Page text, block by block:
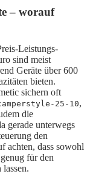
– worauf
Leistungs-
sind meist
Geräte über 600
bieten.
sichern oft
25-10,
die
gerade unterwegs
den
achten, dass sowohl
für den